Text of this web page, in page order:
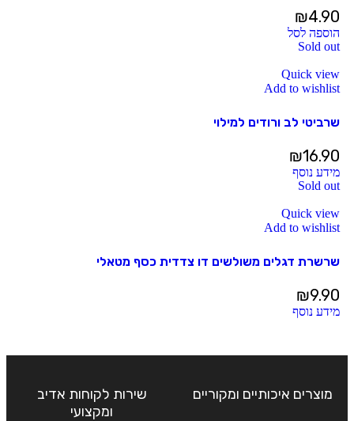
₪4.90
הוספה לסל
Sold out
Quick view
Add to wishlist
שרביטי לב ורודים למילוי
₪16.90
מידע נוסף
Sold out
Quick view
Add to wishlist
שרשרת דגלים משולשים דו צדדית כסף מטאלי
₪9.90
מידע נוסף
מוצרים איכותיים ומקוריים
שירות לקוחות אדיב
ומקצועי